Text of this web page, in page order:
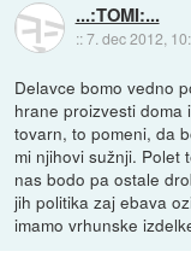
...:TOMI:...
::7. dec 2012,
Delavce bomo vedno
hrane proizvesti doma
tovarn, to pomeni, da
mi njihovi sužnji. Polet
nas bodo pa ostale
jih politika zaj ebava
imamo vrhunske